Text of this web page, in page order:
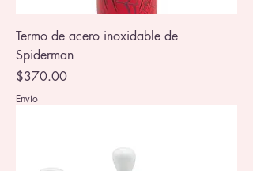
Termo de acero inoxidable de
Spiderman
Precio
$370.00
Envio